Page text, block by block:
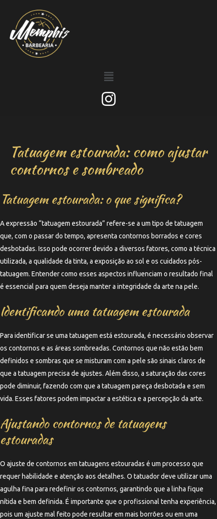
Tatuagem estourada: como ajustar
contornos e sombreado
Tatuagem estourada: o que significa?
A expressão “tatuagem estourada” refere-se a um tipo de tatuagem
que, com o passar do tempo, apresenta contornos borrados e cores
desbotadas. Isso pode ocorrer devido a diversos fatores, como a técnica
utilizada, a qualidade da tinta, a exposição ao sol e os cuidados pós-
tatuagem. Entender como esses aspectos influenciam o resultado final
é essencial para quem deseja manter a integridade da arte na pele.
Identificando uma tatuagem estourada
Para identificar se uma tatuagem está estourada, é necessário observar
os contornos e as áreas sombreadas. Contornos que não estão bem
definidos e sombras que se misturam com a pele são sinais claros de
que a tatuagem precisa de ajustes. Além disso, a saturação das cores
pode diminuir, fazendo com que a tatuagem pareça desbotada e sem
vida. Esses fatores podem impactar a estética e a percepção da arte.
Ajustando contornos de tatuagens
estouradas
O ajuste de contornos em tatuagens estouradas é um processo que
requer habilidade e atenção aos detalhes. O tatuador deve utilizar uma
agulha fina para redefinir os contornos, garantindo que a linha fique
nítida e bem definida. É importante que o profissional tenha experiência,
pois um ajuste mal feito pode resultar em mais borrões ou em uma